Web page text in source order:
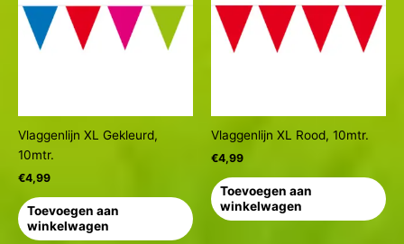
Vlaggenlijn XL Gekleurd,
10mtr.
€4,99
Toevoegen aan
winkelwagen
Vlaggenlijn XL Rood, 10mtr.
€4,99
Toevoegen aan
winkelwagen